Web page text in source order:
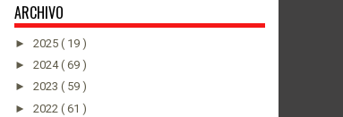
ARCHIVO
► 2025 ( 19 )
► 2024( 69 )
► 2023 ( 59 )
► 2022 ( 61 )